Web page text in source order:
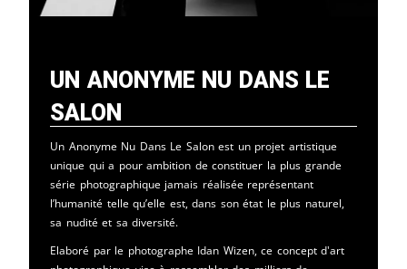
Un Anonyme Nu Dans Le
Salon
Un Anonyme Nu Dans Le Salon est un projet artistique
unique qui a pour ambition de constituer la plus grande
série photographique jamais réalisée représentant
l’humanité telle qu’elle est, dans son état le plus naturel,
sa nudité et sa diversité.
Elaboré par le photographe Idan Wizen, ce concept d'art